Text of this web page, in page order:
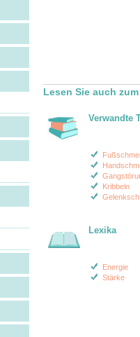
Lesen Sie auch
Verwandte
Kribbeln
Lexika
Energie
Stärke